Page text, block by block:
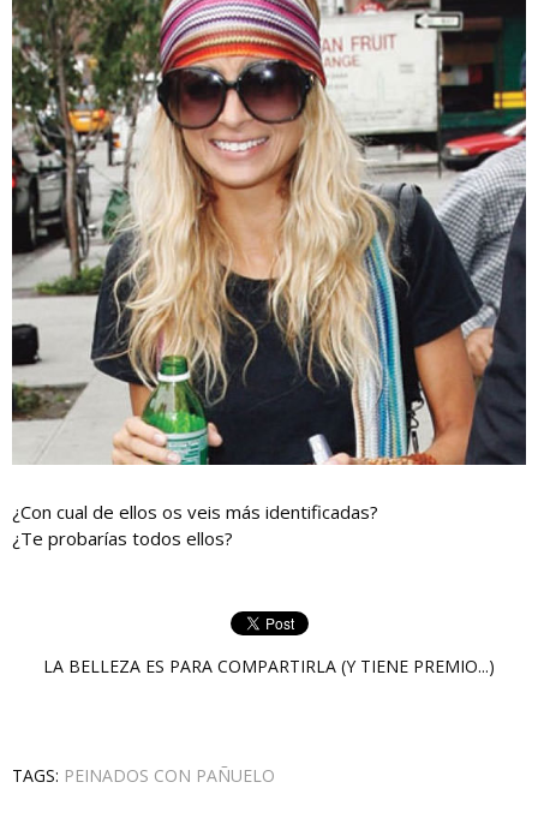
¿Con cual de ellos os veis más identificadas?
¿Te probarías todos ellos?
LA BELLEZA ES PARA COMPARTIRLA (Y TIENE PREMIO...)
TAGS: PEINADOS CON PAÑUELO